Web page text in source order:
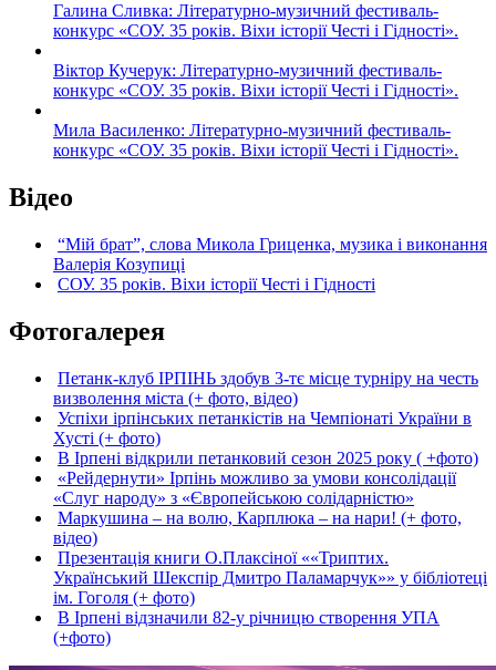
Галина Сливка: Літературно-музичний фестиваль-
конкурс «СОУ. 35 років. Віхи історії Честі і Гідності».
Віктор Кучерук: Літературно-музичний фестиваль-
конкурс «СОУ. 35 років. Віхи історії Честі і Гідності».
Мила Василенко: Літературно-музичний фестиваль-
конкурс «СОУ. 35 років. Віхи історії Честі і Гідності».
Відео
“Мій брат”, слова Микола Гриценка, музика і виконання
Валерія Козупиці
СОУ. 35 років. Віхи історії Честі і Гідності
Фотогалерея
Петанк-клуб ІРПІНЬ здобув 3-тє місце турніру на честь
визволення міста (+ фото, відео)
Успіхи ірпінських петанкістів на Чемпіонаті України в
Хусті (+ фото)
В Ірпені відкрили петанковий сезон 2025 року ( +фото)
«Рейдернути» Ірпінь можливо за умови консолідації
«Слуг народу» з «Європейською солідарністю»
Маркушина – на волю, Карплюка – на нари! (+ фото,
відео)
Презентація книги О.Плаксіної ««Триптих.
Український Шекспір Дмитро Паламарчук»» у бібліотеці
ім. Гоголя (+ фото)
В Ірпені відзначили 82-у річницю створення УПА
(+фото)